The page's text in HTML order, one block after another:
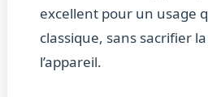
excellent pour un usage
classique, sans sacrifier
l’appareil.